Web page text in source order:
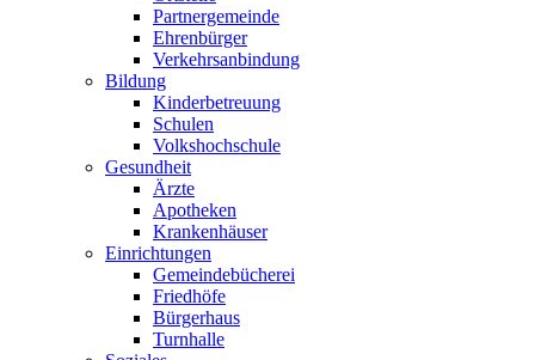
Partnergemeinde
Ehrenbürger
Verkehrsanbindung
Bildung
Kinderbetreuung
Schulen
Volkshochschule
Gesundheit
Ärzte
Apotheken
Krankenhäuser
Einrichtungen
Gemeindebücherei
Friedhöfe
Bürgerhaus
Turnhalle